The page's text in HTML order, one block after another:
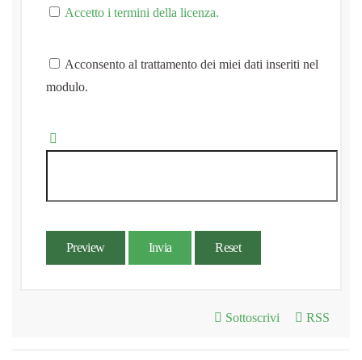
Accetto i termini della licenza.
Acconsento al trattamento dei miei dati inseriti nel
modulo.
Preview Invia Reset
Sottoscrivi RSS